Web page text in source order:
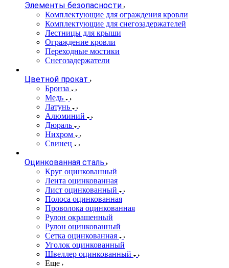
Элементы безопасности
Комплектующие для ограждения кровли
Комплектующие для снегозадержателей
Лестницы для крыши
Ограждение кровли
Переходные мостики
Снегозадержатели
Цветной прокат
Бронза
Медь
Латунь
Алюминий
Дюраль
Нихром
Свинец
Оцинкованная сталь
Круг оцинкованный
Лента оцинкованная
Лист оцинкованный
Полоса оцинкованная
Проволока оцинкованная
Рулон окрашенный
Рулон оцинкованный
Сетка оцинкованная
Уголок оцинкованный
Швеллер оцинкованный
Еще